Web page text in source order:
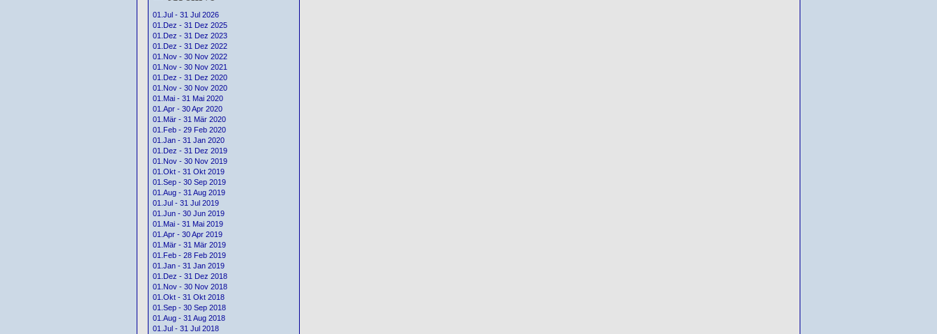
01.Jul - 31 Jul 2026
01.Dez - 31 Dez 2025
01.Dez - 31 Dez 2023
01.Dez - 31 Dez 2022
01.Nov - 30 Nov 2022
01.Nov - 30 Nov 2021
01.Dez - 31 Dez 2020
01.Nov - 30 Nov 2020
01.Mai - 31 Mai 2020
01.Apr - 30 Apr 2020
01.Mär - 31 Mär 2020
01.Feb - 29 Feb 2020
01.Jan - 31 Jan 2020
01.Dez - 31 Dez 2019
01.Nov - 30 Nov 2019
01.Okt - 31 Okt 2019
01.Sep - 30 Sep 2019
01.Aug - 31 Aug 2019
01.Jul - 31 Jul 2019
01.Jun - 30 Jun 2019
01.Mai - 31 Mai 2019
01.Apr - 30 Apr 2019
01.Mär - 31 Mär 2019
01.Feb - 28 Feb 2019
01.Jan - 31 Jan 2019
01.Dez - 31 Dez 2018
01.Nov - 30 Nov 2018
01.Okt - 31 Okt 2018
01.Sep - 30 Sep 2018
01.Aug - 31 Aug 2018
01.Jul - 31 Jul 2018